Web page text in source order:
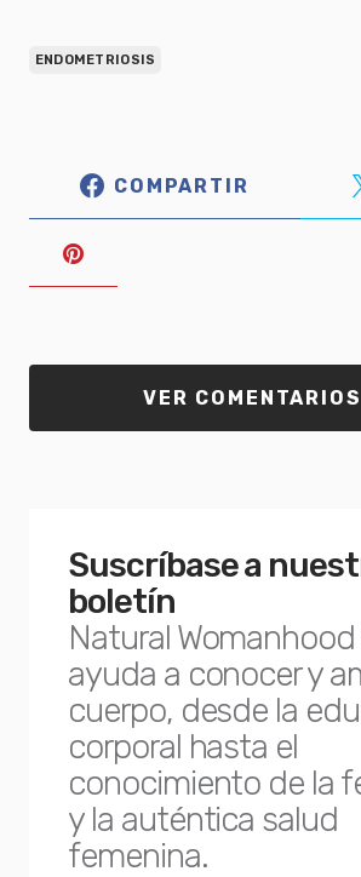
ENDOMETRIOSIS
COMPARTIR
VER
Suscríbase a
boletín
Natural
ayuda a conocer y
cuerpo, desde la
corporal hasta el
conocimiento de la
y la auténtica salud
femenina.